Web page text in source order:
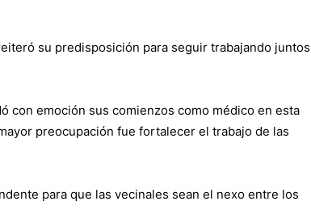
su predisposición para seguir trabajando juntos
con emoción sus comienzos como médico en esta
preocupación fue fortalecer el trabajo de las
para que las vecinales sean el nexo entre los